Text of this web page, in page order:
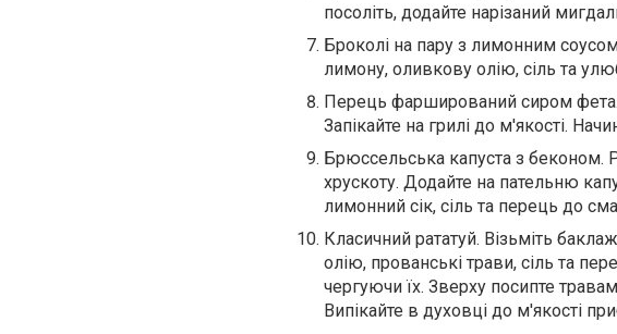
посоліть, додайте нарізаний
Броколі на пару з лимонним
лимону, оливкову олію, сіль та
Перець фарширований сиром фета.
Запікайте на грилі до м'якості.
Брюссельська капуста з беконом.
хрускоту. Додайте на пательню
лимонний сік, сіль та перець до
Класичний рататуй. Візьміть
олію, прованські трави, сіль та
чергуючи їх. Зверху посипте
Випікайте в духовці до м'якості